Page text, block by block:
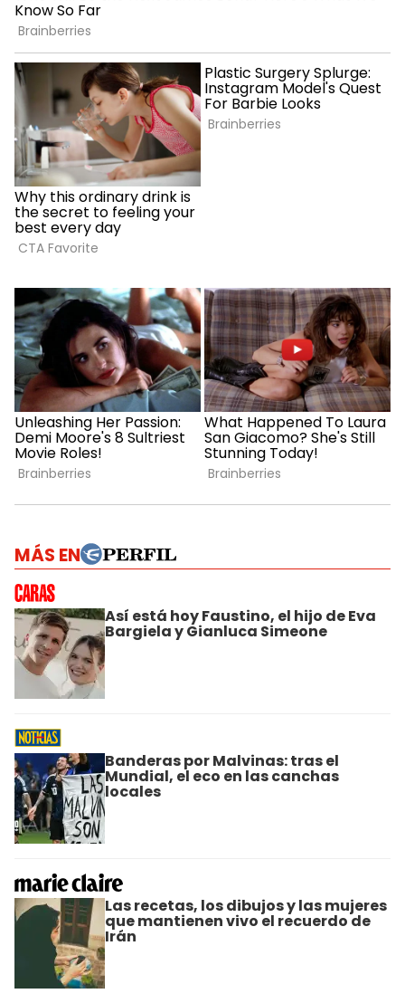
MÁS EN
Así está hoy Faustino, el hijo de Eva
Bargiela y Gianluca Simeone
Banderas por Malvinas: tras el
Mundial, el eco en las canchas
locales
Las recetas, los dibujos y las mujeres
que mantienen vivo el recuerdo de
Irán